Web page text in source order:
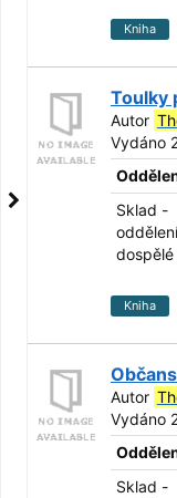
Kniha
Toulky
Autor
Vydáno
Sklad -
dospělé
Kniha
Autor
Vydáno
Sklad -